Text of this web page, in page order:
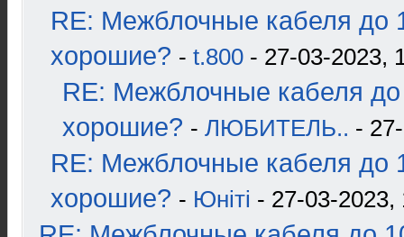
RE: Межблочные кабеля до
хорошие? - t.800 - 27-03-2023,
RE: Межблочные кабеля до
хорошие? - ЛЮБИТЕЛЬ.. -
RE: Межблочные кабеля до
хорошие? - Юнiтi - 27-03-2023,